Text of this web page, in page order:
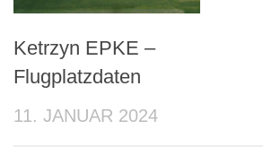
Ketrzyn EPKE –
Flugplatzdaten
11. JANUAR 2024